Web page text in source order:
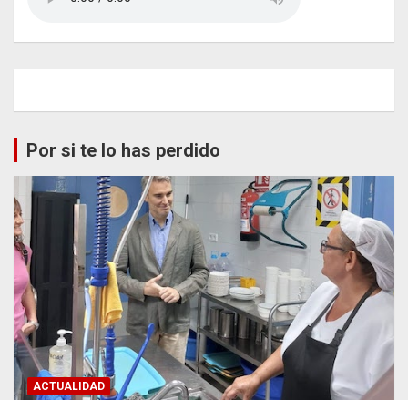
Por si te lo has perdido
ACTUALIDAD